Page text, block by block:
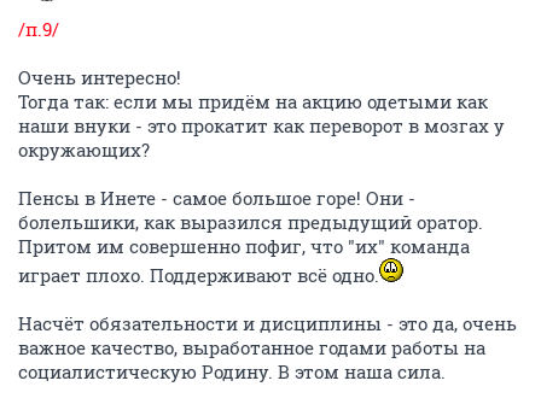
/п.9/
Очень интересно!
Тогда так: если мы придём на акцию одетыми как
наши внуки - это прокатит как переворот в мозгах у
окружающих?
Пенсы в Инете - самое большое горе! Они -
болельшики, как выразился предыдущий оратор.
Притом им совершенно пофиг, что "их" команда
играет плохо. Поддерживают всё одно.
Насчёт обязательности и дисциплины - это да, очень
важное качество, выработанное годами работы на
социалистическую Родину. В этом наша сила.